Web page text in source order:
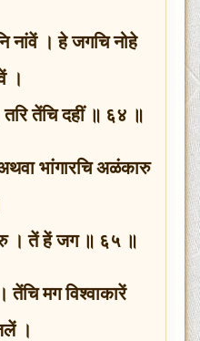
नांवें । हे जगचि नोहे
।
तेंचि दहीं ॥ ६४ ॥
भांगारचि अळंकारु
। तें हें जग ॥ ६५ ॥
मग विश्वाकारें
।